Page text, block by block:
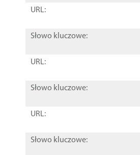
URL:
Słowo kluczowe:
URL:
Słowo kluczowe:
URL:
Słowo kluczowe: